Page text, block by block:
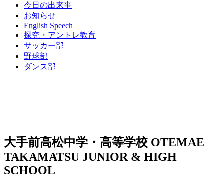
今日の出来事
お知らせ
English Speech
探究・アントレ教育
サッカー部
野球部
ダンス部
大手前高松中学・高等学校 OTEMAE
TAKAMATSU JUNIOR & HIGH
SCHOOL